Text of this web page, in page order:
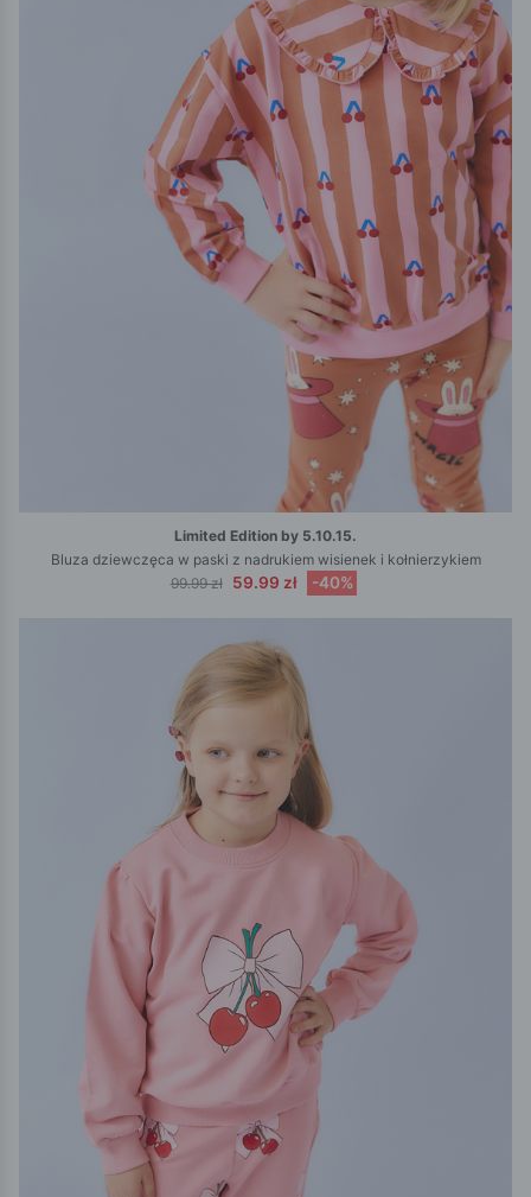
Limited Edition by 5.10.15.
Bluza dziewczęca w paski z nadrukiem wisienek i kołnierzykiem
99.99 zł
59.99 zł -40%